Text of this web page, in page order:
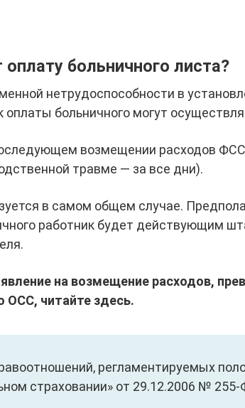
больничного листа?
нетрудоспособности в
оплаты больничного могут
возмещении расходов ФСС
травме — за все дни).
в самом общем случае.
работник будет действующим
на возмещение расходов,
ОСС, читайте здесь.
регламентируемых
страховании» от 29.12.2006 № 255-